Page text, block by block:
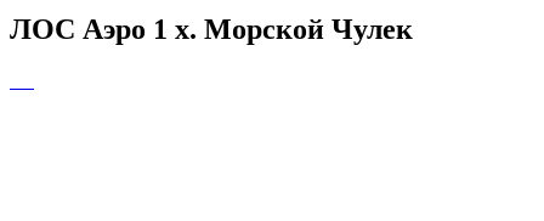
ЛОС Аэро 1 х. Морской Чулек